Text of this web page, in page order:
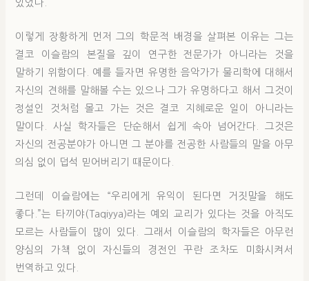
있었다.
이렇게 장황하게 먼저 그의 학문적 배경을 살펴본 이유는 그는
결코 이슬람의 본질을 깊이 연구한 전문가가 아니라는 것을
말하기 위함이다. 예를 들자면 유명한 음악가가 물리학에 대해서
자신의 견해를 말해볼 수는 있으나 그가 유명하다고 해서 그것이
정설인 것처럼 몰고 가는 것은 결코 지혜로운 일이 아니라는
말이다. 사실 학자들은 단순해서 쉽게 속아 넘어간다. 그것은
자신의 전공분야가 아니면 그 분야를 전공한 사람들의 말을 아무
의심 없이 덥석 믿어버리기 때문이다.
그런데 이슬람에는 “우리에게 유익이 된다면 거짓말을 해도
좋다.”는 타끼야(Taqiyya)라는 예외 교리가 있다는 것을 아직도
모르는 사람들이 많이 있다. 그래서 이슬람의 학자들은 아무런
양심의 가책 없이 자신들의 경전인 꾸란 조차도 미화시켜서
번역하고 있다.